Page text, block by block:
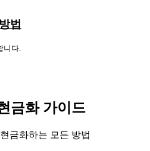
법
니다.
금화 가이드
금화하는 모든 방법